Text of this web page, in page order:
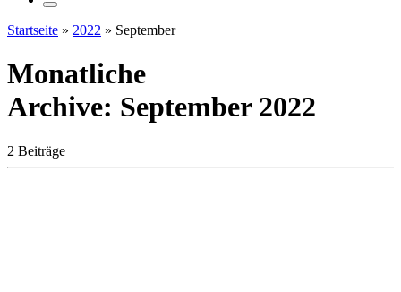
Menü
Startseite » 2022 » September
Monatliche
Archive: September 2022
2 Beiträge